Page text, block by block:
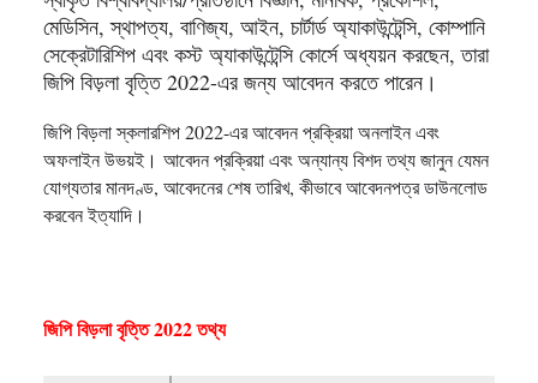
মেডিসিন, স্থাপত্য, বাণিজ্য, আইন, চার্টার্ড অ্যাকাউন্টেন্সি, কোম্পানি
সেক্রেটারিশিপ এবং কস্ট অ্যাকাউন্টেন্সি কোর্সে অধ্যয়ন করছেন, তারা
জিপি বিড়লা বৃত্তি 2022-এর জন্য আবেদন করতে পারেন।
জিপি বিড়লা স্কলারশিপ 2022-এর আবেদন প্রক্রিয়া অনলাইন এবং
অফলাইন উভয়ই। আবেদন প্রক্রিয়া এবং অন্যান্য বিশদ তথ্য জানুন যেমন
যোগ্যতার মানদণ্ড, আবেদনের শেষ তারিখ, কীভাবে আবেদনপত্র ডাউনলোড
করবেন ইত্যাদি।
জিপি বিড়লা বৃত্তি 2022 তথ্য